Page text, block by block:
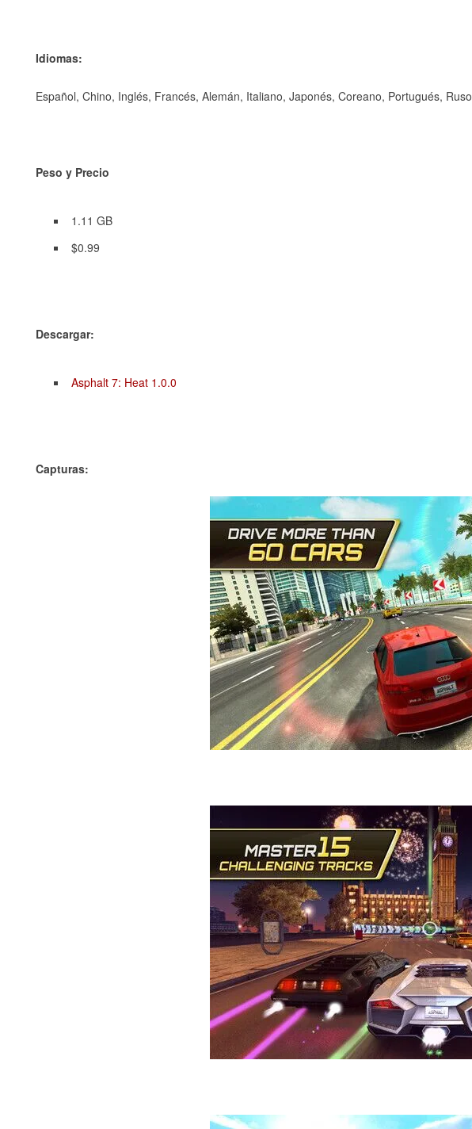
Idiomas:
Español, Chino, Inglés, Francés, Alemán, Italiano, Japonés, Coreano, Portugués, Ruso
Peso y Precio
1.11 GB
$0.99
Descargar:
Asphalt 7: Heat 1.0.0
Capturas: